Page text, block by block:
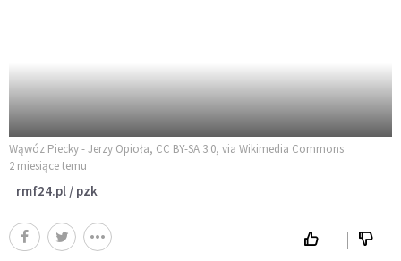
Wąwóz Piecky - Jerzy Opioła, CC BY-SA 3.0, via Wikimedia Commons
2 miesiące temu
rmf24.pl / pzk